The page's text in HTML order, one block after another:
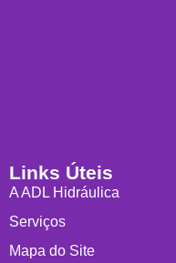
Links Úteis
A ADL Hidráulica
Serviços
Mapa do Site